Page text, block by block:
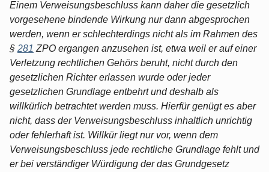
Einem Verweisungsbeschluss kann daher die gesetzlich
vorgesehene bindende Wirkung nur dann abgesprochen
werden, wenn er schlechterdings nicht als im Rahmen des
§ 281 ZPO ergangen anzusehen ist, etwa weil er auf einer
Verletzung rechtlichen Gehörs beruht, nicht durch den
gesetzlichen Richter erlassen wurde oder jeder
gesetzlichen Grundlage entbehrt und deshalb als
willkürlich betrachtet werden muss. Hierfür genügt es aber
nicht, dass der Verweisungsbeschluss inhaltlich unrichtig
oder fehlerhaft ist. Willkür liegt nur vor, wenn dem
Verweisungsbeschluss jede rechtliche Grundlage fehlt und
er bei verständiger Würdigung der das Grundgesetz